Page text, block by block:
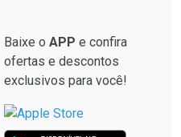
Baixe o APP e confira
ofertas e descontos
exclusivos para você!